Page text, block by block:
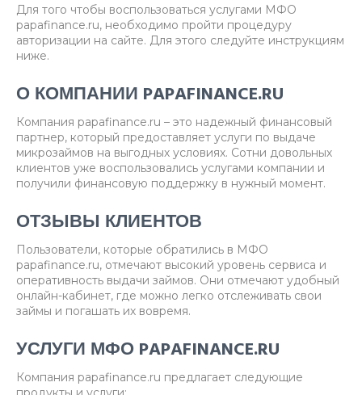
Для того чтобы воспользоваться услугами МФО
papafinance.ru, необходимо пройти процедуру
авторизации на сайте. Для этого следуйте инструкциям
ниже.
О КОМПАНИИ PAPAFINANCE.RU
Компания papafinance.ru – это надежный финансовый
партнер, который предоставляет услуги по выдаче
микрозаймов на выгодных условиях. Сотни довольных
клиентов уже воспользовались услугами компании и
получили финансовую поддержку в нужный момент.
ОТЗЫВЫ КЛИЕНТОВ
Пользователи, которые обратились в МФО
papafinance.ru, отмечают высокий уровень сервиса и
оперативность выдачи займов. Они отмечают удобный
онлайн-кабинет, где можно легко отслеживать свои
займы и погашать их вовремя.
УСЛУГИ МФО PAPAFINANCE.RU
Компания papafinance.ru предлагает следующие